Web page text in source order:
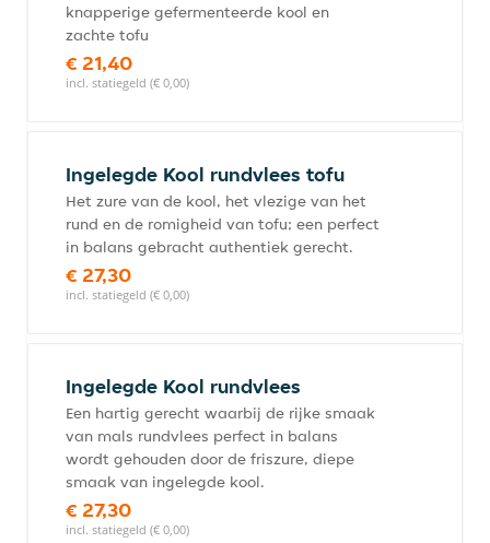
knapperige gefermenteerde kool en
zachte tofu
€ 21,40
incl. statiegeld (€ 0,00)
Ingelegde Kool rundvlees tofu
Het zure van de kool, het vlezige van het
rund en de romigheid van tofu; een perfect
in balans gebracht authentiek gerecht.
€ 27,30
incl. statiegeld (€ 0,00)
Ingelegde Kool rundvlees
Een hartig gerecht waarbij de rijke smaak
van mals rundvlees perfect in balans
wordt gehouden door de friszure, diepe
smaak van ingelegde kool.
€ 27,30
incl. statiegeld (€ 0,00)